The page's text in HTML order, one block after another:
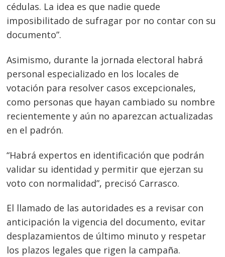
cédulas. La idea es que nadie quede
imposibilitado de sufragar por no contar con su
documento”.
Asimismo, durante la jornada electoral habrá
personal especializado en los locales de
votación para resolver casos excepcionales,
como personas que hayan cambiado su nombre
recientemente y aún no aparezcan actualizadas
en el padrón.
“Habrá expertos en identificación que podrán
validar su identidad y permitir que ejerzan su
voto con normalidad”, precisó Carrasco.
El llamado de las autoridades es a revisar con
anticipación la vigencia del documento, evitar
desplazamientos de último minuto y respetar
los plazos legales que rigen la campaña.